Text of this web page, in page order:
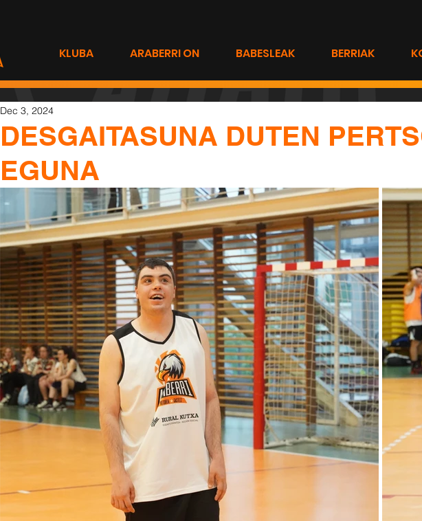
KLUBA ARABERRI ON BABESLEAK BERRIAK
DESGAITASUNA DUTEN
EGUNA
Dec 3, 2024